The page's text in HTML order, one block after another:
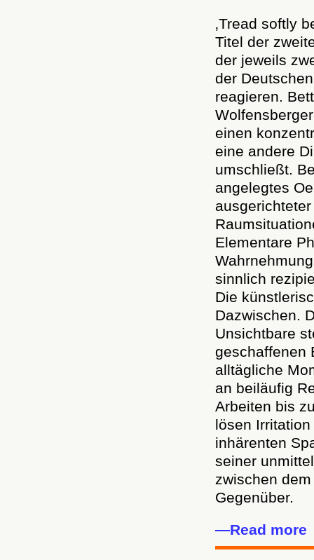
‚Tread softly
Titel der
der jeweils
der
reagieren.
einen
eine andere
umschließt.
angelegtes
Elementare
sinnlich
Die
Dazwischen.
Unsichtbare
geschaffenen
alltägliche
an beiläufig
Arbeiten bis
lösen
inhärenten
seiner
zwischen dem
Gegenüber.
—Read more